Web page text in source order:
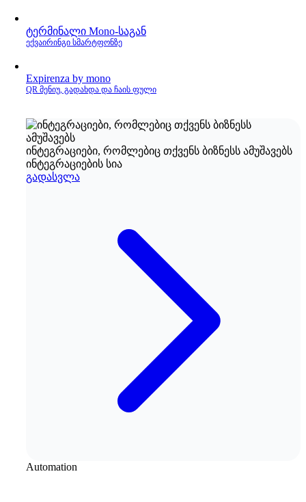
ტერმინალი Mono‑საგან
ექვაირინგი სმარტფონზე
Expirenza by mono
QR მენიუ, გადახდა და ჩაის ფული
ინტეგრაციები, რომლებიც თქვენს ბიზნესს ამუშავებს
ინტეგრაციების სია
გადასვლა
Automation